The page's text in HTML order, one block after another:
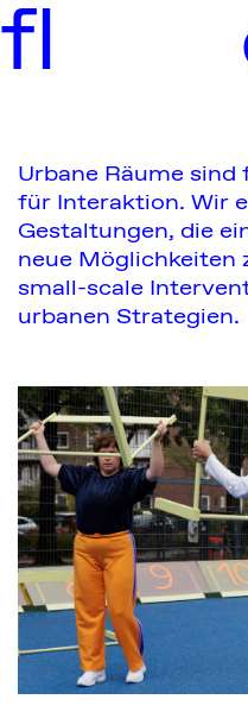
fl
Urbane Räume
für Interaktion. Wir
Gestaltungen, die
neue Möglichkeiten
small-scale
urbanen Strategien.